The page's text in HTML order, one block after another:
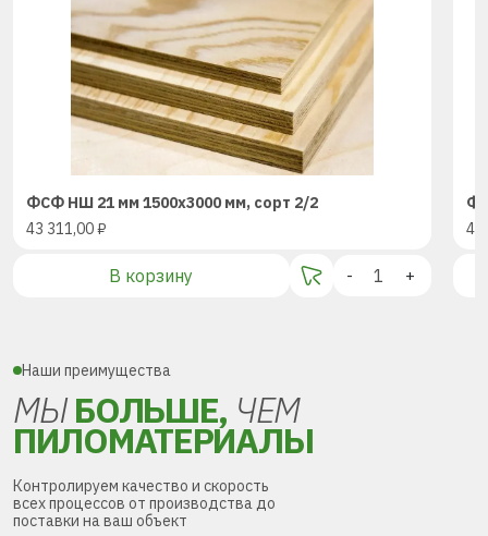
ФСФ НШ 21 мм 1500х3000 мм, сорт 2/2
43 311,00₽
В корзину - +
43
Наши преимущества
МЫБОЛЬШЕ, ЧЕМ
ПИЛОМАТЕРИАЛЫ
Контролируем качество и скорость
всех процессов от производства до
поставки на ваш объект